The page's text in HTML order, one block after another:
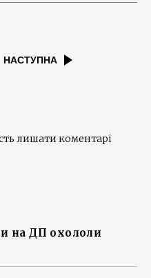
НАСТУПНА
лишати коментарі
на ДП охололи